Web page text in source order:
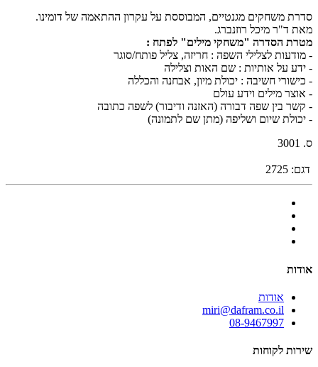
סדרת משחקים מגנטיים, המבוססת על עקרון ההתאמה של דומינו.
מאת ד"ר מיכל רוזנברג.
מטרת הסדרה "משחקי מילים" לפתח :
- מודעות לצלילי השפה : חריזה, צליל פותח/סוגר
- ידע על אותיות : שם האות וצלילה
- כישורי חשיבה : יכולת מיון, אבחנה והכללה
- אוצר מילים וידע עולם
- קשר בין שפה דבורה (האזנה ודיבור) לשפה כתובה
- יכולת שיום ושליפה (מתן שם לתמונה)
ס. 3001
דגם: 2725
אודות
אודות
miri@dafram.co.il
08-9467997
שירות לקוחות